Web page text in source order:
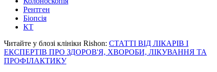
Рентген
Біопсія
КТ
Читайте у блозі клініки Rishon: СТАТТІ ВІД ЛІКАРІВ І
ЕКСПЕРТІВ ПРО ЗДОРОВ'Я, ХВОРОБИ, ЛІКУВАННЯ ТА
ПРОФІЛАКТИКУ